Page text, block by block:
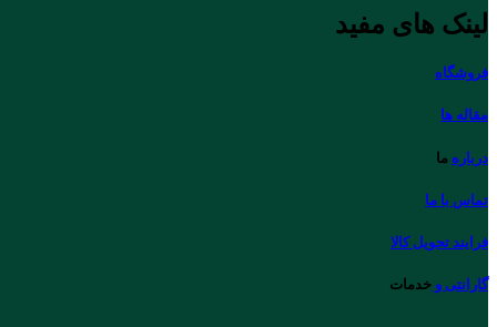
لینک های مفید
فروشگاه
مقاله ها
درباره ما
تماس با ما
فرایند تحویل کالا
گارانتی و خدمات